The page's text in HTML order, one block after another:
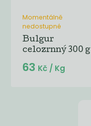
Momentálně
nedostupné
Bulgur
celozrnný 300 g
63 Kč / Kg